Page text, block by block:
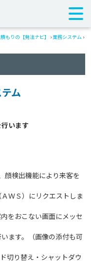
もりの【発注ナビ】 › 業務システム ›
ム
います
顔検出機能により来客を
ＷＳ）にリクエストしま
をおこない画面にメッセ
ます。（画像の添付も可
切り替え・シャットダウ